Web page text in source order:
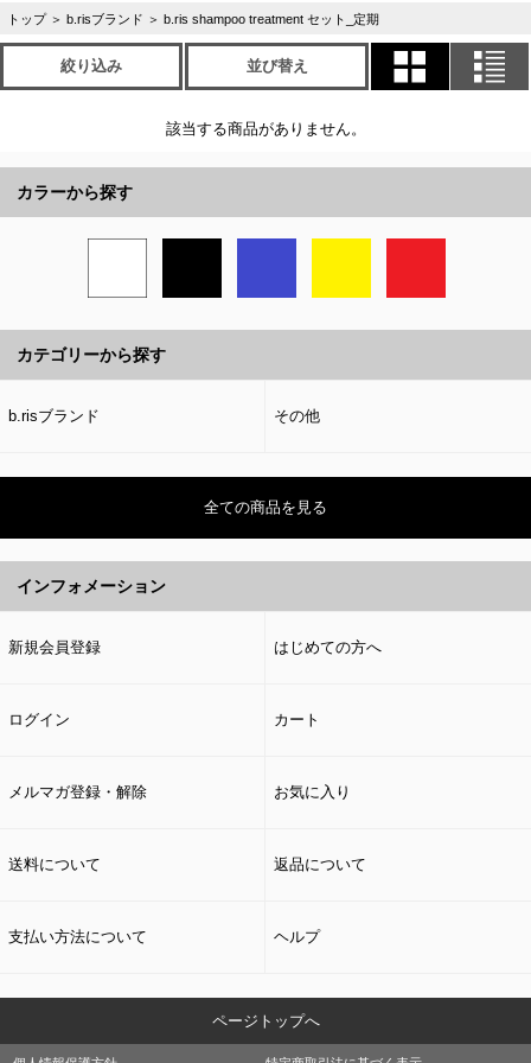
トップ ＞ b.risブランド ＞ b.ris shampoo treatment セット_定期
絞り込み 並び替え
該当する商品がありません。
カラーから探す
カテゴリーから探す
b.risブランド その他
全ての商品を見る
インフォメーション
新規会員登録 はじめての方へ
ログイン カート
メルマガ登録・解除 お気に入り
送料について 返品について
支払い方法について ヘルプ
ページトップへ